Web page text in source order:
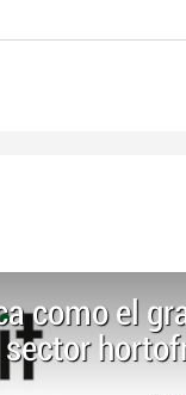
como el
sector